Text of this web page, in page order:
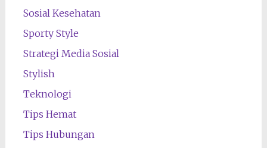
Sosial Kesehatan
Sporty Style
Strategi Media Sosial
Stylish
Teknologi
Tips Hemat
Tips Hubungan